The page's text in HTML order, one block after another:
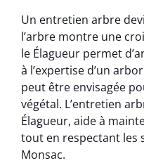
Un entretien arbre
l’arbre montre une
le Élagueur permet
à l’expertise d’un
peut être envisagée
végétal. L’entretien
Élagueur, aide à
tout en respectant les
Monsac.